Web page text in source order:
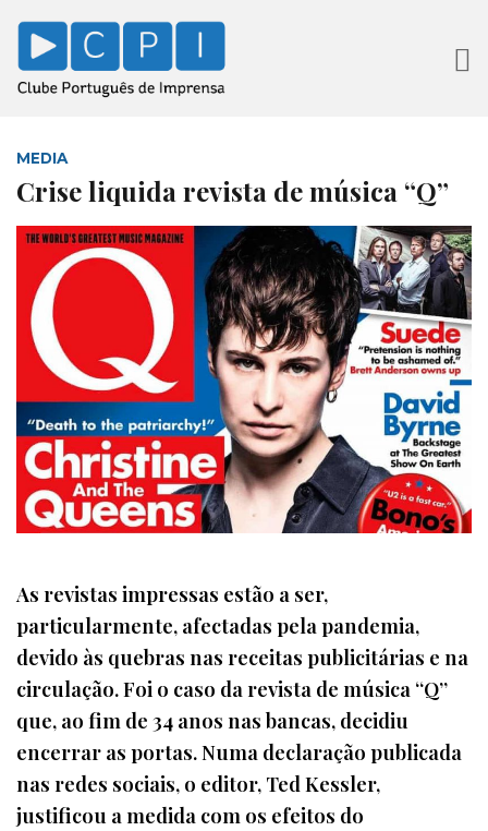
MEDIA
Crise liquida revista de música “Q”
As revistas impressas estão a ser,
particularmente, afectadas pela pandemia,
devido às quebras nas receitas publicitárias e na
circulação. Foi o caso da revista de música “Q”
que, ao fim de 34 anos nas bancas, decidiu
encerrar as portas. Numa declaração publicada
nas redes sociais, o editor, Ted Kessler,
justificou a medida com os efeitos do